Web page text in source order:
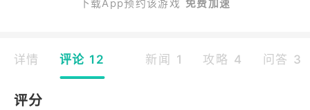
下载App预约该游戏 免费加速
详情 评论 12 新闻 1 攻略 4 问答 3
评分